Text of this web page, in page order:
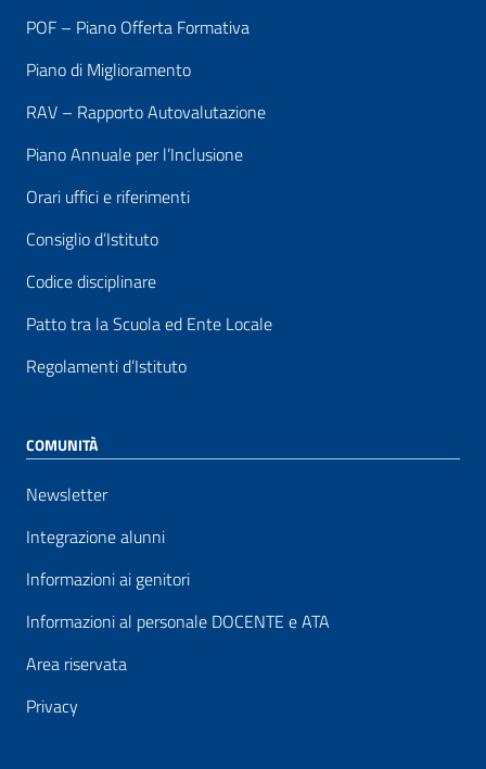
POF – Piano Offerta Formativa
Piano di Miglioramento
RAV – Rapporto Autovalutazione
Piano Annuale per l’Inclusione
Orari uffici e riferimenti
Consiglio d’Istituto
Codice disciplinare
Patto tra la Scuola ed Ente Locale
Regolamenti d’Istituto
COMUNITÀ
Newsletter
Integrazione alunni
Informazioni ai genitori
Informazioni al personale DOCENTE e ATA
Area riservata
Privacy